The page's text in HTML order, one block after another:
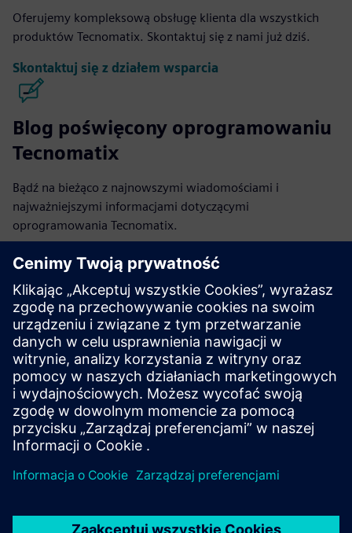
Oferujemy kompleksową obsługę klienta dla wszystkich
produktów Tecnomatix. Skontaktuj się z nami już dziś.
Skontaktuj się z działem wsparcia
Blog poświęcony oprogramowaniu
Tecnomatix
Bądź na bieżąco z najnowszymi wiadomościami i
najważniejszymi informacjami dotyczącymi
oprogramowania Tecnomatix.
Odwiedź blog
Społeczność użytkowników
oprogramowania Tecnomatix
Dołącz do rozmowy i uzyskaj odpowiedzi na wszystkie
pytania dotyczące oprogramowania Tecnomatix.
Odwiedź społeczność